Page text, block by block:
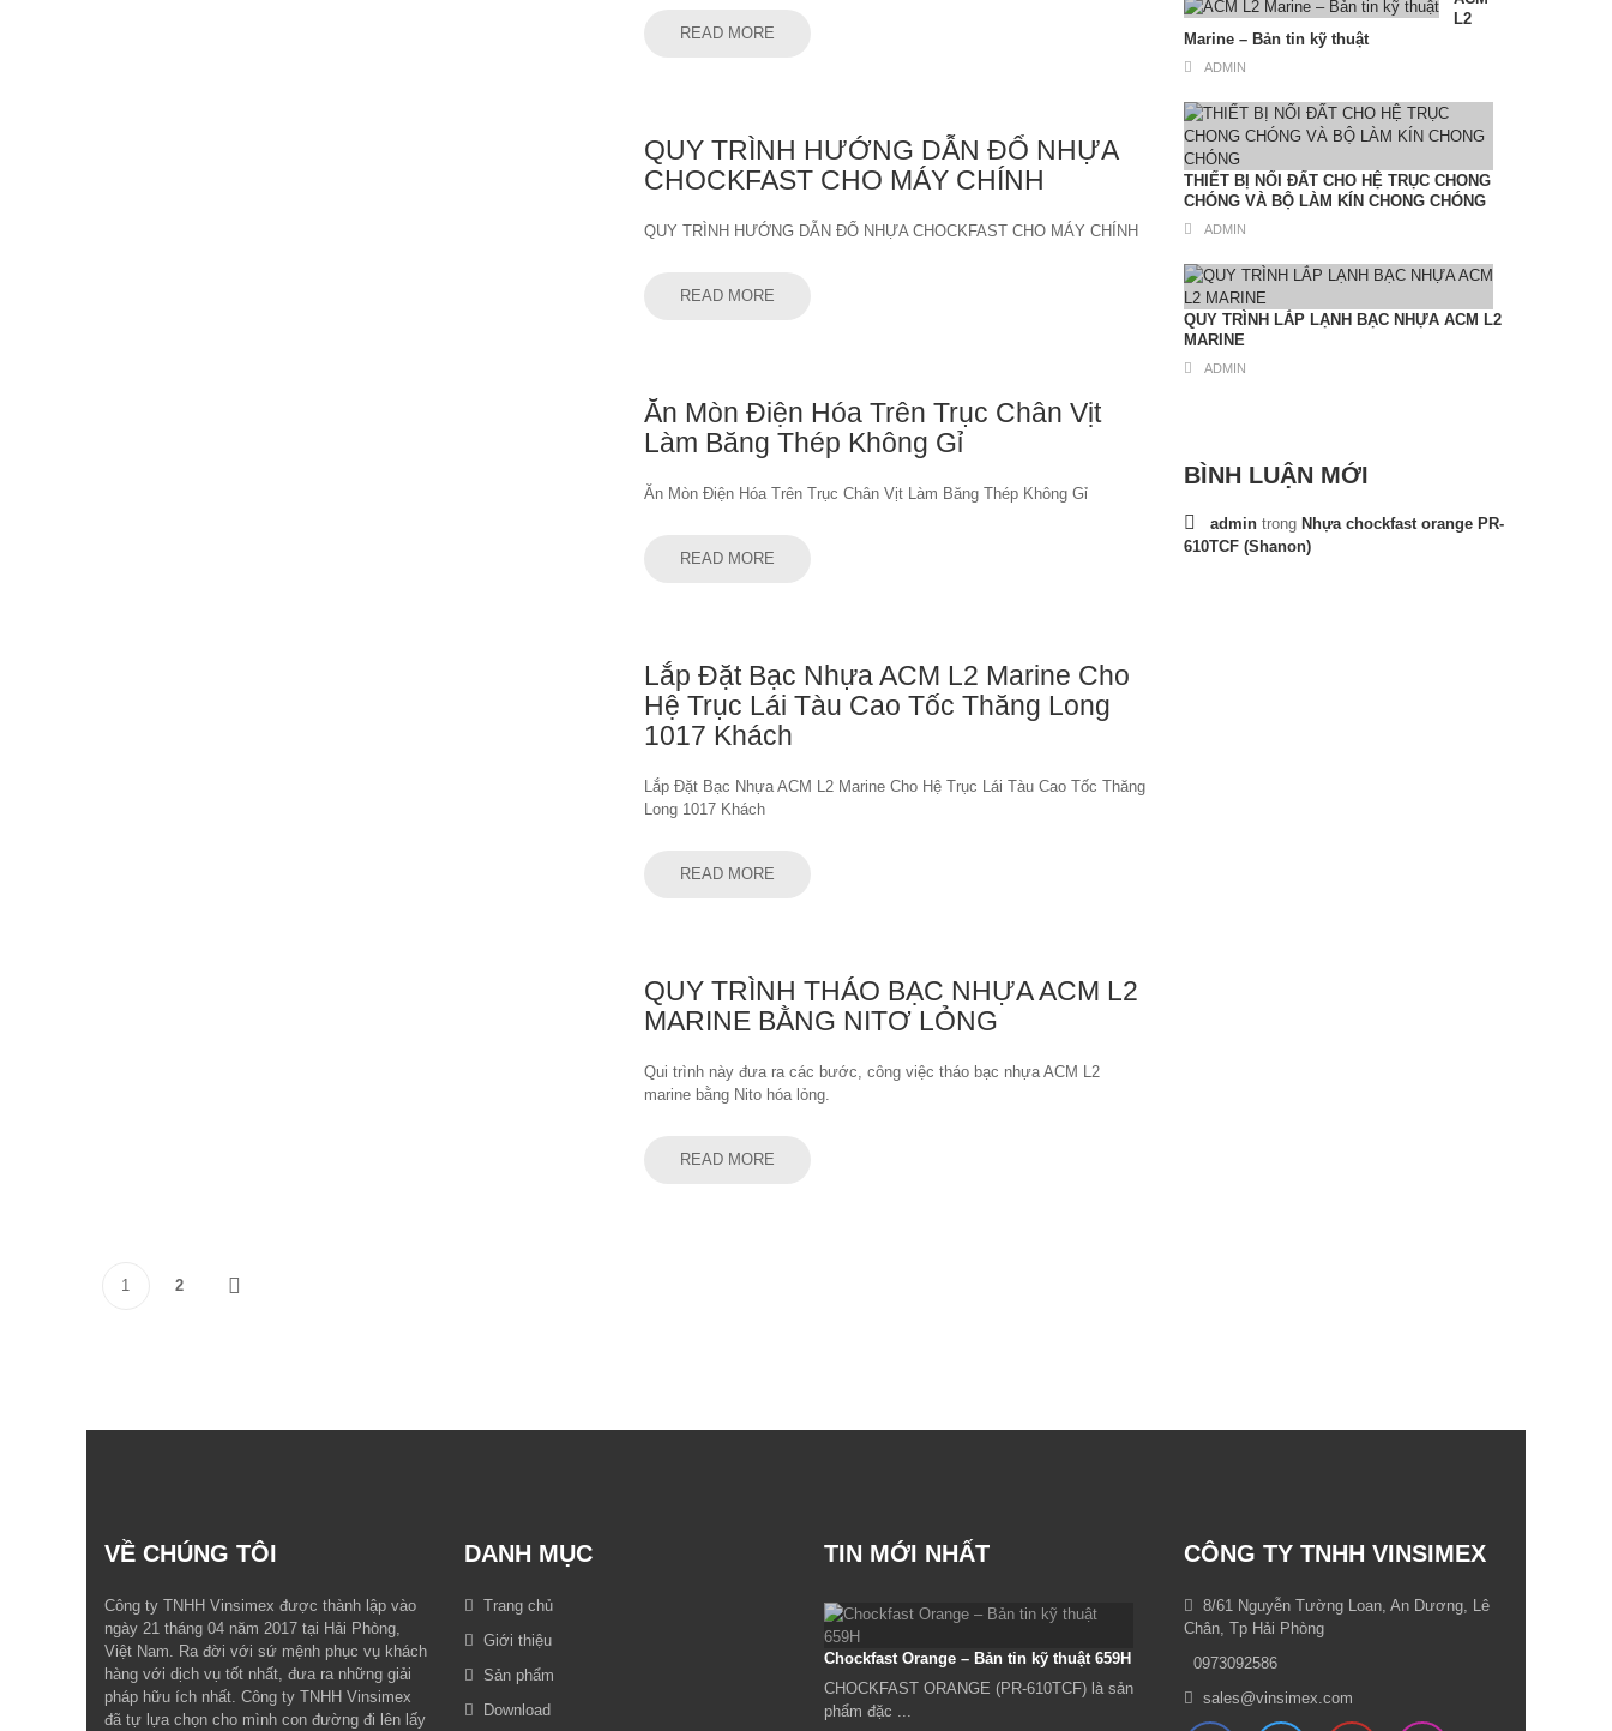
READ MORE
QUY TRÌNH HƯỚNG DẪN ĐỔ NHỰA
CHOCKFAST CHO MÁY CHÍNH
QUY TRÌNH HƯỚNG DẪN ĐỔ NHỰA CHOCKFAST CHO MÁY CHÍNH
READ MORE
Ăn Mòn Điện Hóa Trên Trục Chân Vịt
Làm Băng Thép Không Gỉ
Ăn Mòn Điện Hóa Trên Trục Chân Vịt Làm Băng Thép Không Gỉ
READ MORE
Lắp Đặt Bạc Nhựa ACM L2 Marine Cho
Hệ Trục Lái Tàu Cao Tốc Thăng Long
1017 Khách
Lắp Đặt Bạc Nhựa ACM L2 Marine Cho Hệ Trục Lái Tàu Cao Tốc Thăng
Long 1017 Khách
READ MORE
QUY TRÌNH THÁO BẠC NHỰA ACM L2
MARINE BẰNG NITƠ LỎNG
Qui trình này đưa ra các bước, công việc tháo bạc nhựa ACM L2
marine bằng Nito hóa lỏng.
READ MORE
1 2
L2
Marine – Bản tin kỹ thuật
ADMIN
THIẾT BỊ NỐI ĐẤT CHO HỆ TRỤC CHONG
CHÓNG VÀ BỘ LÀM KÍN CHONG CHÓNG
ADMIN
QUY TRÌNH LẮP LẠNH BẠC NHỰA ACM L2
MARINE
ADMIN
BÌNH LUẬN MỚI
admin trong Nhựa chockfast orange PR-
610TCF (Shanon)
VỀ CHÚNG TÔI
Công ty TNHH Vinsimex được thành lập vào
ngày 21 tháng 04 năm 2017 tại Hải Phòng,
Việt Nam. Ra đời với sứ mệnh phục vụ khách
hàng với dịch vụ tốt nhất, đưa ra những giải
pháp hữu ích nhất. Công ty TNHH Vinsimex
đã tự lựa chọn cho mình con đường đi lên lấy
DANH MỤC
Trang chủ
Giới thiệu
Sản phẩm
Download
TIN MỚI NHẤT
Chockfast Orange – Bản tin kỹ thuật 659H
CHOCKFAST ORANGE (PR-610TCF) là sản
phẩm đặc ...
CÔNG TY TNHH VINSIMEX
8/61 Nguyễn Tường Loan, An Dương, Lê
Chân, Tp Hải Phòng
0973092586
sales@vinsimex.com